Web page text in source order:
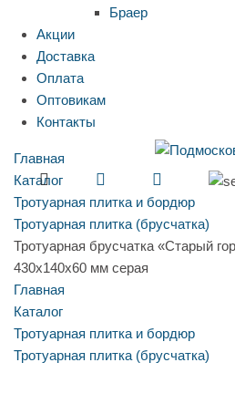
Браер
Акции
Доставка
Оплата
Оптовикам
Контакты
Главная
Каталог
Тротуарная плитка и бордюр
Тротуарная плитка (брусчатка)
Тротуарная брусчатка «Старый
430x140x60 мм серая
Главная
Каталог
Тротуарная плитка и бордюр
Тротуарная плитка (брусчатка)